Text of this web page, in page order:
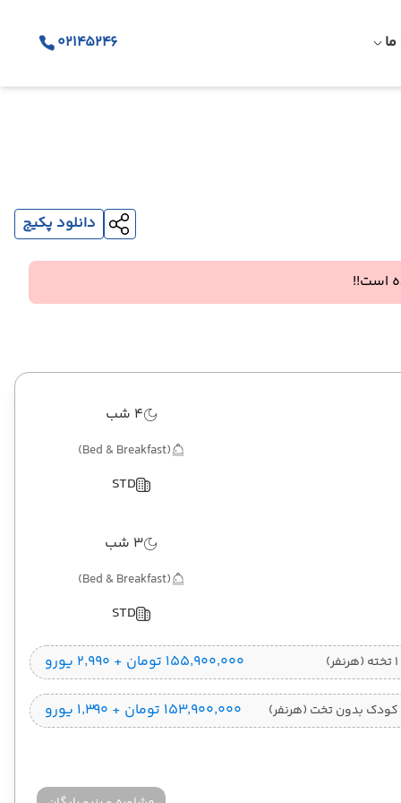
02145246
دانلود پکیج
است!!
4 شب
(Bed & Breakfast)
STD
3 شب
(Bed & Breakfast)
STD
۱۵۵٬۹۰۰٬۰۰۰ تومان + ۲٬۹۹۰ یورو
بدون تخت (هرنفر) ۱۵۳٬۹۰۰٬۰۰۰ تومان + ۱٬۳۹۰ یورو